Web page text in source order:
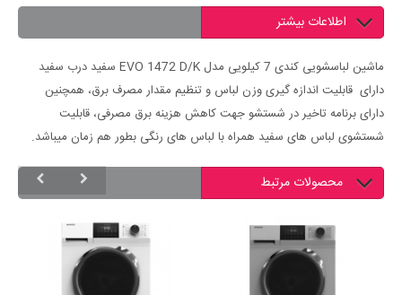
اطلاعات بیشتر
ماشین لباسشویی کندی 7 کیلویی مدل EVO 1472 D/K سفید درب سفید
دارای قابلیت اندازه گیری وزن لباس و تنظیم مقدار مصرف برق، همچنین
دارای برنامه تاخیر در شستشو جهت کاهش هزینه برق مصرفی، قابلیت
شستشوی لباس های سفید همراه با لباس های رنگی بطور هم زمان میباشد.
محصولات مرتبط